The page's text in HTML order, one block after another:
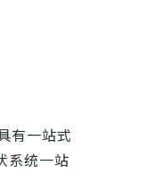
有一站式
系统一站